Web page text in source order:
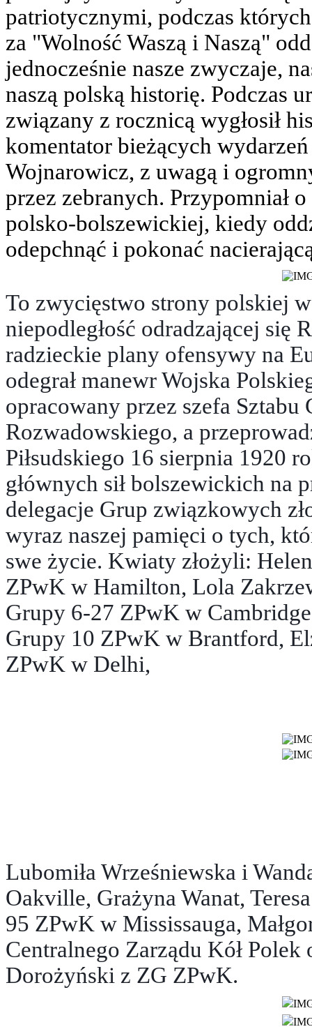
patriotycznymi, podczas
za "Wolność Waszą i Naszą"
jednocześnie nasze zwyczaje,
naszą polską historię. Podczas
związany z rocznicą wygłosił
komentator bieżących
Wojnarowicz, z uwagą i
przez zebranych. Przypomniał
polsko-bolszewickiej, kiedy
odepchnąć i pokonać
To zwycięstwo strony polskiej
niepodległość odradzającej się
radzieckie plany ofensywy na
odegrał manewr Wojska
opracowany przez szefa Sztabu
Rozwadowskiego, a
Piłsudskiego 16 sierpnia 1920
głównych sił bolszewickich na
delegacje Grup związkowych
wyraz naszej pamięci o tych,
swe życie. Kwiaty złożyli:
ZPwK w Hamilton, Lola
Grupy 6-27 ZPwK w
Grupy 10 ZPwK w Brantford,
ZPwK w Delhi,
Lubomiła Wrześniewska i
Oakville, Grażyna Wanat,
95 ZPwK w Mississauga,
Centralnego Zarządu Kół
Dorożyński z ZG ZPwK.